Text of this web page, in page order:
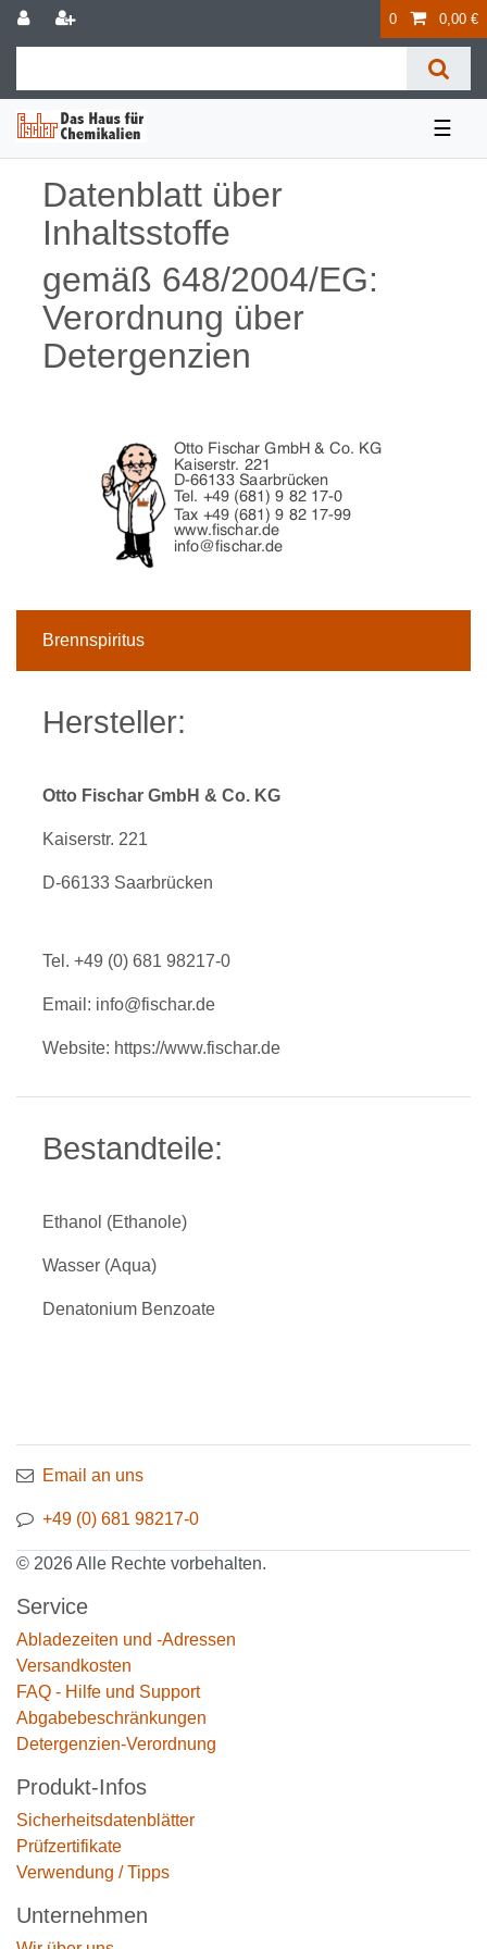
0 0,00 €
☰
Datenblatt über
Inhaltsstoffe
gemäß 648/2004/EG:
Verordnung über
Detergenzien
Brennspiritus
Hersteller:
Otto Fischar GmbH & Co. KG
Kaiserstr. 221
D-66133 Saarbrücken
Tel. +49 (0) 681 98217-0
Email: info@fischar.de
Website: https://www.fischar.de
Bestandteile:
Ethanol (Ethanole)
Wasser (Aqua)
Denatonium Benzoate
Email an uns
+49 (0) 681 98217-0
© 2026 Alle Rechte vorbehalten.
Service
Abladezeiten und -Adressen
Versandkosten
FAQ - Hilfe und Support
Abgabebeschränkungen
Detergenzien-Verordnung
Produkt-Infos
Sicherheitsdatenblätter
Prüfzertifikate
Verwendung / Tipps
Unternehmen